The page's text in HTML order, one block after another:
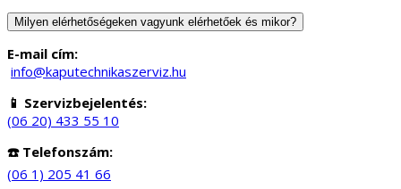
Milyen elérhetőségeken vagyunk elérhetőek és mikor?
E-mail cím:
info@kaputechnikaszerviz.hu
📱 Szervizbejelentés:
(06 20) 433 55 10
☎️ Telefonszám:
(06 1) 205 41 66